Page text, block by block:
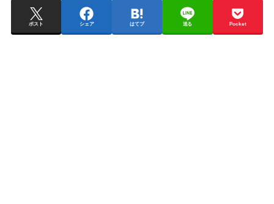
ポスト シェア はてブ 送る Pocket